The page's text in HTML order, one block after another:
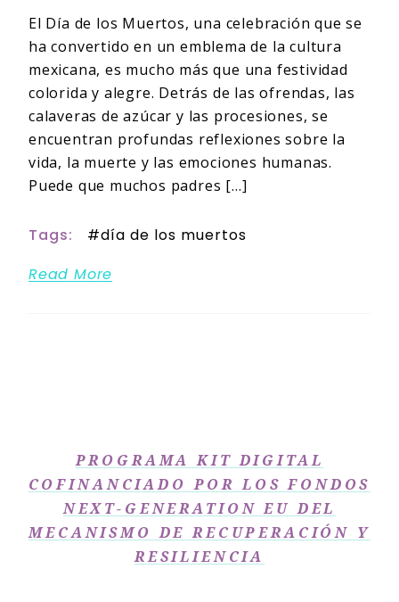
El Día de los Muertos, una celebración que se
ha convertido en un emblema de la cultura
mexicana, es mucho más que una festividad
colorida y alegre. Detrás de las ofrendas, las
calaveras de azúcar y las procesiones, se
encuentran profundas reflexiones sobre la
vida, la muerte y las emociones humanas.
Puede que muchos padres […]
Tags:
día de los muertos
Read More
PROGRAMA KIT DIGITAL
COFINANCIADO POR LOS FONDOS
NEXT-GENERATION EU DEL
MECANISMO DE RECUPERACIÓN Y
RESILIENCIA​